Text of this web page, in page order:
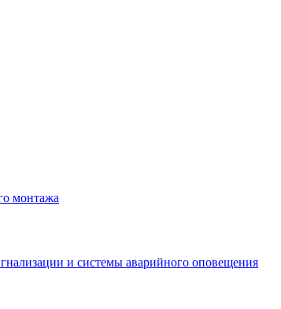
монтажа
и системы аварийного оповещения